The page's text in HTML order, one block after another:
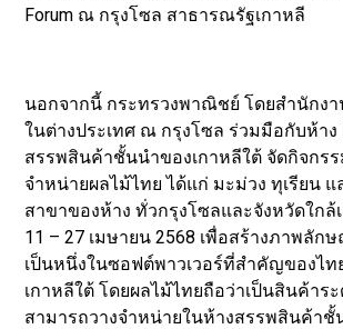
Forum ณ กรุงโซล สาธารณรัฐเกาหลี
นอกจากนี้ กระทรวงพาณิชย์ โดยสำนักงา
ในต่างประเทศ ณ กรุงโซล ร่วมมือกับห้าง
สรรพสินค้าชั้นนำของเกาหลีใต้ จัดกิจกรร
จำหน่ายผลไม้ไทย ได้แก่ มะม่วง ทุเรียน
สาขาของห้าง ทั่วกรุงโซลและจังหวัดใกล้
11 – 27 เมษายน 2568 เพื่อสร้างภาพลัก
เป็นหนึ่งในซอฟต์พาวเวอร์ที่สำคัญของไท
เกาหลีใต้ โดยผลไม้ไทยถือว่าเป็นสินค้าร
สามารถวางจำหน่ายในห้างสรรพสินค้าชั้